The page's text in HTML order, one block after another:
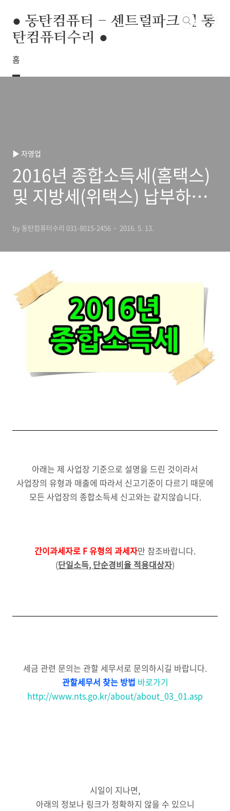
● 동탄컴퓨터 - 센트럴파크 옆 동
탄컴퓨터수리 ●
홈
▶ 자영업
2016년 종합소득세(홈택스)
및 지방세(위택스) 납부하기
by 동탄컴퓨터수리 031-8015-2456 2016. 5. 13.
아래는 제 사업장 기준으로 설명을 드린 것이라서
사업장의 유형과 매출에 따라서 신고기준이 다르기 때문에
모든 사업장의 종합소득세 신고와는 같지않습니다.
간이과세자로 F 유형의 과세자만 참조바랍니다.
(단일소득, 단순경비율 적용대상자)
세금 관련 문의는 관할 세무서로 문의하시길 바랍니다.
관할세무서 찾는 방법 바로가기
http://www.nts.go.kr/about/about_03_01.asp
시일이 지나면,
아래의 정보나 링크가 정확하지 않을 수 있으니